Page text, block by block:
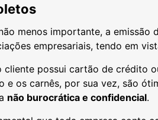
menos importante, a
empresariais, tendo em
cliente possui cartão de crédito
e os carnês, por sua vez, são
não burocrática e confidencial.